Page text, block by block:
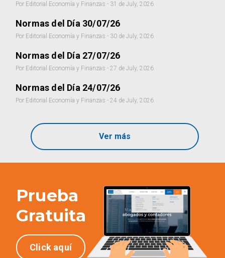
Por Editorial Economía y Finanzas - 31 de July, 2026
Normas del Día 30/07/26
Por Editorial Economía y Finanzas - 30 de July, 2026
Normas del Día 27/07/26
Por Editorial Economía y Finanzas - 27 de July, 2026
Normas del Día 24/07/26
Por Editorial Economía y Finanzas - 24 de July, 2026
Ver más
Prueba
Gratuita
Click aquí